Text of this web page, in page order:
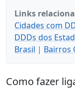
Links
Cidades com
DDDs dos
Brasil | Bairros
Como fazer